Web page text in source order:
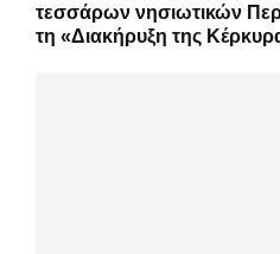
τεσσάρων νησιωτικών
τη «Διακήρυξη της